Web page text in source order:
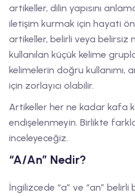
artikeller, dilin yapısını
iletişim kurmak için hayati
artikeller, belirli veya belirsiz
kullanılan küçük kelime
kelimelerin doğru kullanımı,
için zorlayıcı olabilir.
Artikeller her ne kadar kafa
endişelenmeyin. Birlikte
inceleyeceğiz.
“A/An” Nedir?
İngilizcede “a” ve “an”